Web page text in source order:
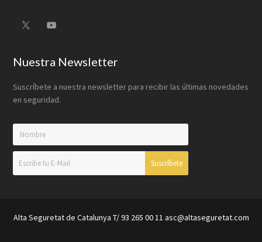
Nuestra Newsletter
Suscríbete a nuestra newsletter para recibir las últimas novedades
en seguridad.
Alta Seguretat de Catalunya T/ 93 265 00 11 asc@altaseguretat.com